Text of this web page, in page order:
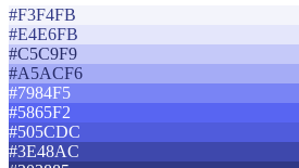
#F3F4FB
#E4E6FB
#C5C9F9
#A5ACF6
#7984F5
#5865F2
#505CDC
#3E48AC